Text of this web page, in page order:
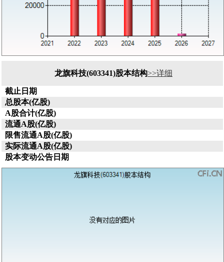
龙旗科技(603341)股本结构>>详细
截止日期
总股本(亿股)
A股合计(亿股)
流通A股(亿股)
限售流通A股(亿股)
实际流通A股(亿股)
股本变动公告日期